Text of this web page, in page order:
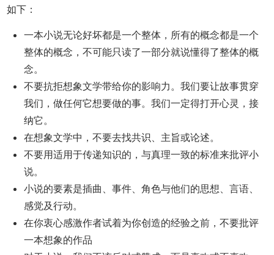
如下：
一本小说无论好坏都是一个整体，所有的概念都是一个
整体的概念，不可能只读了一部分就说懂得了整体的概
念。
不要抗拒想象文学带给你的影响力。我们要让故事贯穿
我们，做任何它想要做的事。我们一定得打开心灵，接
纳它。
在想象文学中，不要去找共识、主旨或论述。
不要用适用于传递知识的，与真理一致的标准来批评小
说。
小说的要素是插曲、事件、角色与他们的思想、言语、
感觉及行动。
在你衷心感激作者试着为你创造的经验之前，不要批评
一本想象的作品